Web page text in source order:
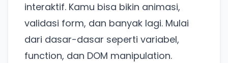
interaktif. Kamu bisa bikin animasi,
validasi form, dan banyak lagi. Mulai
dari dasar-dasar seperti variabel,
function, dan DOM manipulation.